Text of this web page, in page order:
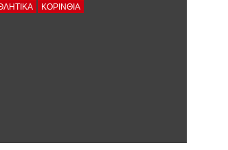
ΚΟΡΙΝΘΊΑ